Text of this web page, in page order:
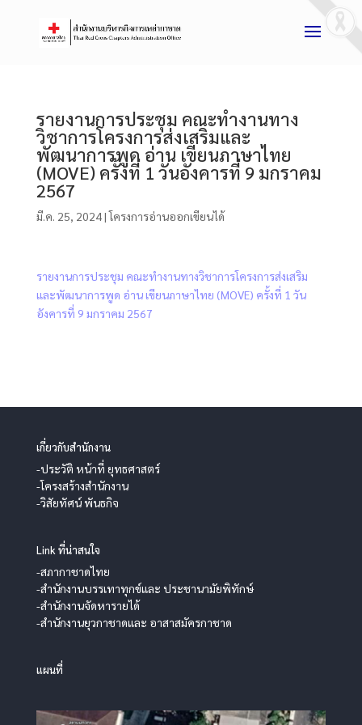
รายงานการประชุม คณะทำงานทาง
วิชาการโครงการส่งเสริมและ
พัฒนาการพูด อ่าน เขียนภาษาไทย
(MOVE) ครั้งที่ 1 วันอังคารที่ 9 มกราคม
2567
มี.ค. 25, 2024|โครงการอ่านออกเขียนได้
รายงานการประชุม คณะทำงานทางวิชาการโครงการส่งเสริม
และพัฒนาการพูด อ่าน เขียนภาษาไทย (MOVE) ครั้งที่ 1 วัน
อังคารที่ 9 มกราคม 2567
เกี่ยวกับสำนักงาน
-ประวัติ หน้าที่ ยุทธศาสตร์
-โครงสร้างสำนักงาน
-วิสัยทัศน์ พันธกิจ
Link ที่น่าสนใจ
-สภากาชาดไทย
-สำนักงานบรรเทาทุกข์และ ประชานามัยพิทักษ์
-สำนักงานจัดหารายได้
-สำนักงานยุวกาชาดและ อาสาสมัครกาชาด
แผนที่